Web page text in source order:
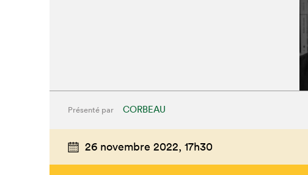
Que
Présenté par CORBEAU
26 novembre 2022, 17h30